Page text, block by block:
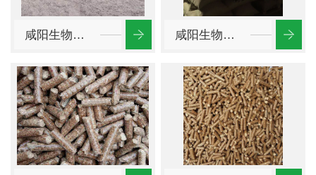
咸阳生物质燃料 咸阳生物质燃料